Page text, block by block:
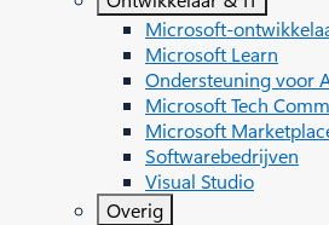
Microsoft-
Microsoft Learn
Ondersteuning voor
Microsoft Tech
Microsoft
Softwarebedrijven
Visual Studio
Overig